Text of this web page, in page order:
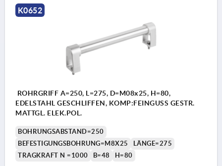
K0652
ROHRGRIFF A=250, L=275, D=M08x25, H=80,
EDELSTAHL GESCHLIFFEN, KOMP:FEINGUSS GESTR.
MATTGL. ELEK.POL.
BOHRUNGSABSTAND=250
BEFESTIGUNGSBOHRUNG=M8X25
LÄNGE=275
TRAGKRAFT N =1000
B=48 H=80